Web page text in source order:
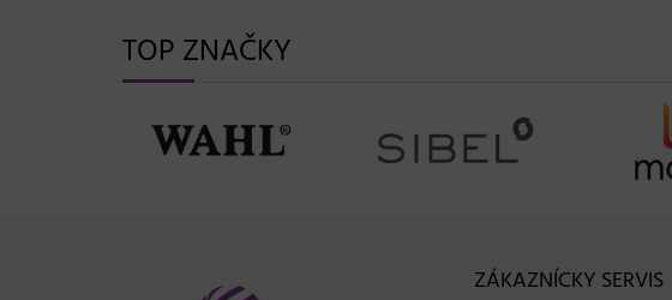
TOP ZNAČKY
ZÁKAZNÍCKY SERVIS